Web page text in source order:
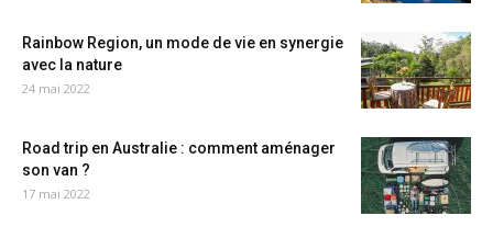
Rainbow Region, un mode de vie en synergie
avec la nature
24 mai 2022
Road trip en Australie : comment aménager
son van ?
17 mai 2022